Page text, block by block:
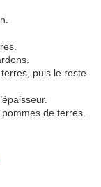
puis le reste
de terres.